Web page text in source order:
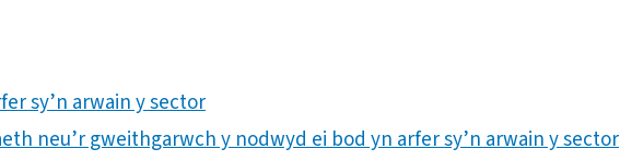
sy’n arwain y sector
neu’r gweithgarwch y nodwyd ei bod yn arfer sy’n arwain y sector